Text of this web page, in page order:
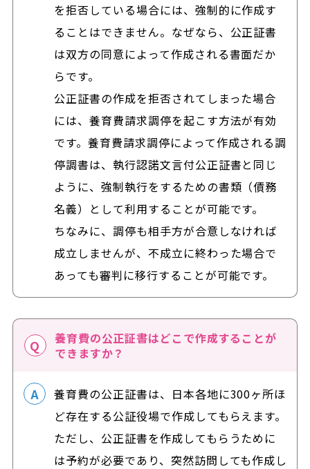
を拒否している場合には、強制的に作成す
ることはできません。なぜなら、公正証書
は双方の同意によって作成される書面だか
らです。
公正証書の作成を拒否されてしまった場合
には、養育費請求調停を起こす方法が有効
です。養育費請求調停によって作成される調
停調書は、執行認諾文言付公正証書と同じ
ように、強制執行をするための書類（債務
名義）として利用することが可能です。
ちなみに、調停も相手方が合意しなければ
成立しませんが、不成立に終わった場合で
あっても審判に移行することが可能です。
養育費の公正証書はどこで作成することが
できますか？
養育費の公正証書は、日本各地に300ヶ所ほ
ど存在する公証役場で作成してもらえます。
ただし、公正証書を作成してもらうために
は予約が必要であり、突然訪問しても作成し